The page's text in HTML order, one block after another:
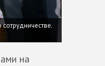
на